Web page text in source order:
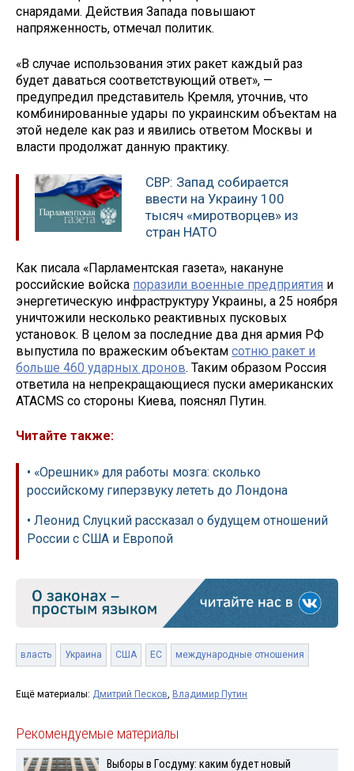
снарядами. Действия Запада повышают
напряженность, отмечал политик.
«В случае использования этих ракет каждый раз
будет даваться соответствующий ответ», —
предупредил представитель Кремля, уточнив, что
комбинированные удары по украинским объектам на
этой неделе как раз и явились ответом Москвы и
власти продолжат данную практику.
СВР: Запад собирается
ввести на Украину 100
тысяч «миротворцев» из
стран НАТО
Как писала «Парламентская газета», накануне
российские войска поразили военные предприятия и
энергетическую инфраструктуру Украины, а 25 ноября
уничтожили несколько реактивных пусковых
установок. В целом за последние два дня армия РФ
выпустила по вражеским объектам сотню ракет и
больше 460 ударных дронов. Таким образом Россия
ответила на непрекращающиеся пуски американских
ATACMS со стороны Киева, пояснял Путин.
Читайте также:
• «Орешник» для работы мозга: сколько
российскому гиперзвуку лететь до Лондона
• Леонид Слуцкий рассказал о будущем отношений
России с США и Европой
власть Украина США ЕС международные отношения
Ещё материалы: Дмитрий Песков, Владимир Путин
Рекомендуемые материалы
Выборы в Госдуму: каким будет новый